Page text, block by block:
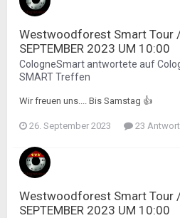
Westwoodforest Smart Tour /
SEPTEMBER 2023 UM 10:00
CologneSmartantwortete auf
SMART Treffen
Wir freuen uns.... Bis Samstag 👍
26. September 2023 23
Westwoodforest Smart Tour /
SEPTEMBER 2023 UM 10:00